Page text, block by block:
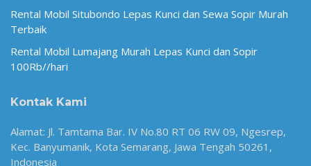
Rental Mobil Situbondo Lepas Kunci dan Sewa Sopir Murah
Terbaik
Rental Mobil Lumajang Murah Lepas Kunci dan Sopir
100Rb//hari
Kontak Kami
Alamat: Jl. Tamtama Bar. IV No.80 RT 06 RW 09, Ngesrep,
Kec. Banyumanik, Kota Semarang, Jawa Tengah 50261,
Indonesia